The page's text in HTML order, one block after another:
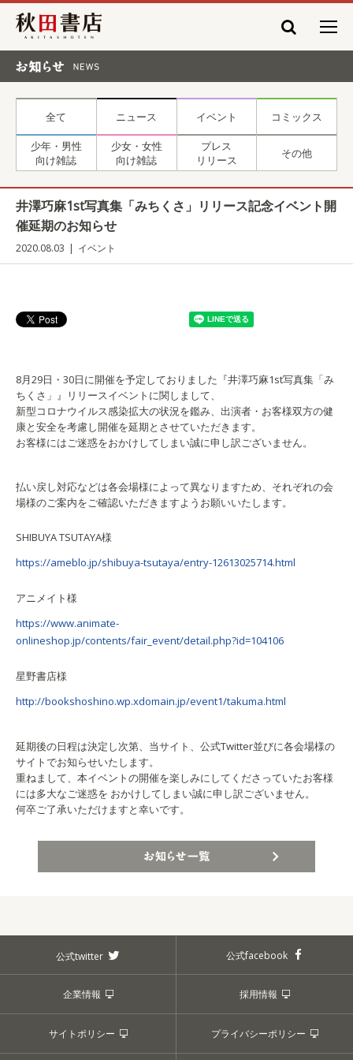
秋田書店
全て ニュース イベント コミックス
少年・男性
向け雑誌
少女・女性
向け雑誌
プレス
リリース
その他
井澤巧麻1st写真集「みちくさ」リリース記念イベント開
催延期のお知らせ
2020.08.03 イベント
8月29日・30日に開催を予定しておりました『井澤巧麻1st写真集「み
ちくさ」』リリースイベントに関しまして、
新型コロナウイルス感染拡大の状況を鑑み、出演者・お客様双方の健
康と安全を考慮し開催を延期とさせていただきます。
お客様にはご迷惑をおかけしてしまい誠に申し訳ございません。
払い戻し対応などは各会場様によって異なりますため、それぞれの会
場様のご案内をご確認いただきますようお願いいたします。
SHIBUYA TSUTAYA様
https://ameblo.jp/shibuya-tsutaya/entry-12613025714.html
アニメイト様
https://www.animate-
onlineshop.jp/contents/fair_event/detail.php?id=104106
星野書店様
http://bookshoshino.wp.xdomain.jp/event1/takuma.html
延期後の日程は決定し次第、当サイト、公式Twitter並びに各会場様の
サイトでお知らせいたします。
重ねまして、本イベントの開催を楽しみにしてくださっていたお客様
には多大なご迷惑を おかけしてしまい誠に申し訳ございません。
何卒ご了承いただけますと幸いです。
公式twitter 公式facebook
企業情報 採用情報
サイトポリシー プライバシーポリシー